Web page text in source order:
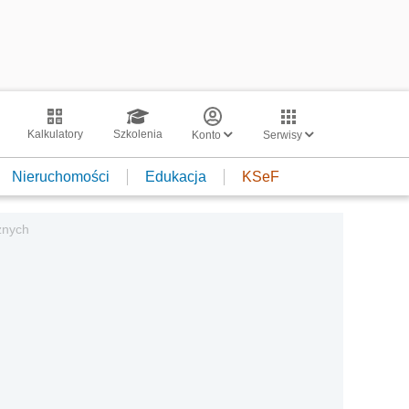
Kalkulatory Szkolenia Konto Serwisy
Nieruchomości Edukacja KSeF